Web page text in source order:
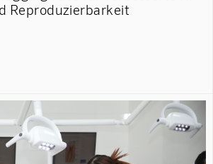
Reproduzierbarkeit